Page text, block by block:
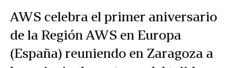
AWS celebra el primer aniversario
de la Región AWS en Europa
(España) reuniendo en Zaragoza a